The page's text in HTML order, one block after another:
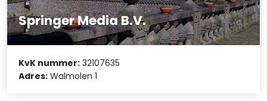
Springer Media B.V.
KvK nummer: 32107635
Adres: Walmolen 1